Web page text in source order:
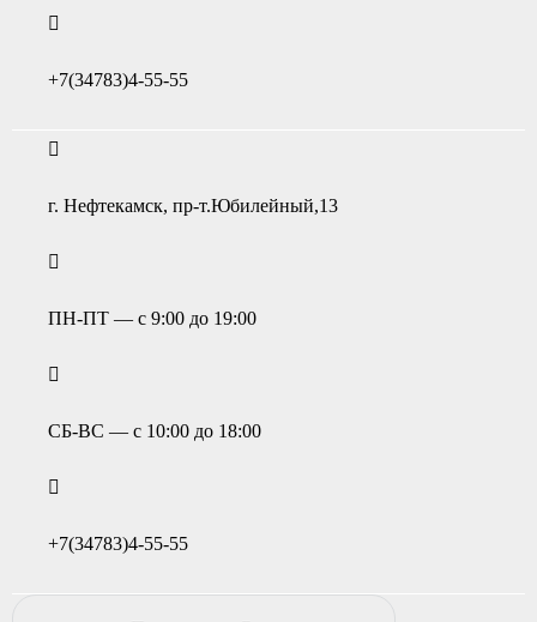
+7(34783)4-55-55
г. Нефтекамск, пр-т.Юбилейный,13
ПН-ПТ — с 9:00 до 19:00
СБ-ВС — с 10:00 до 18:00
+7(34783)4-55-55